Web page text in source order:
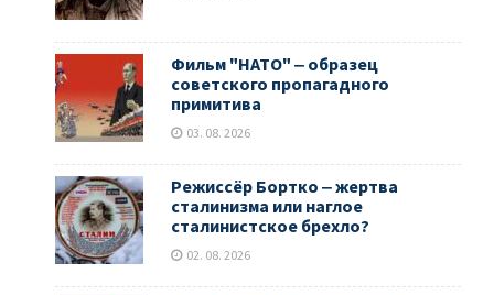
Фильм "НАТО" ‒ образец
советского пропагадного
примитива
03. 08. 2026
Режиссёр Бортко ‒ жертва
сталинизма или наглое
сталинистское брехло?
02. 08. 2026